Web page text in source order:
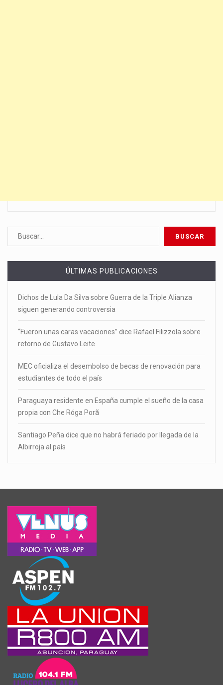
ÚLTIMAS PUBLICACIONES
Dichos de Lula Da Silva sobre Guerra de la Triple Alianza
siguen generando controversia
“Fueron unas caras vacaciones” dice Rafael Filizzola sobre
retorno de Gustavo Leite
MEC oficializa el desembolso de becas de renovación para
estudiantes de todo el país
Paraguaya residente en España cumple el sueño de la casa
propia con Che Róga Porã
Santiago Peña dice que no habrá feriado por llegada de la
Albirroja al país